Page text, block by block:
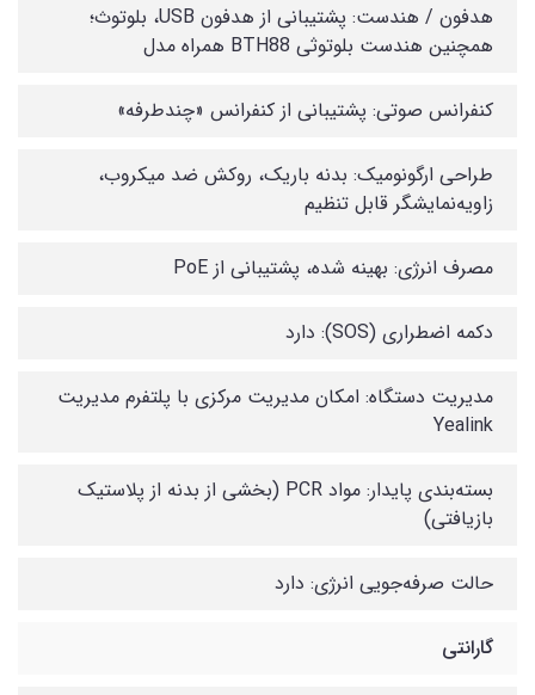
هدفون / هندست: پشتیبانی از هدفون USB، بلوتوث؛
همچنین هندست بلوتوثی BTH88 همراه مدل
کنفرانس صوتی: پشتیبانی از کنفرانس «چندطرفه»
طراحی ارگونومیک: بدنه باریک، روکش ضد میکروب،
زاویه‌نمایشگر قابل تنظیم
مصرف انرژی: بهینه شده، پشتیبانی از PoE
دکمه اضطراری (SOS): دارد
مدیریت دستگاه: امکان مدیریت مرکزی با پلتفرم مدیریت
Yealink
بسته‌بندی پایدار: مواد PCR (بخشی از بدنه از پلاستیک
بازیافتی)
حالت صرفه‌جویی انرژی: دارد
گارانتی